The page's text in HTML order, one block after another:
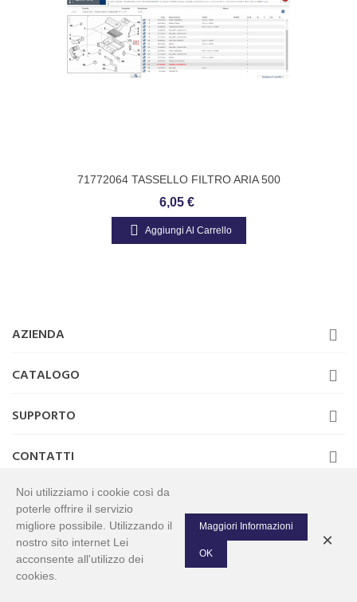
71772064 TASSELLO FILTRO ARIA 500
ABARTH
6,05 €
Aggiungi Al Carrello
AZIENDA
CATALOGO
SUPPORTO
CONTATTI
Tutti i diritti riservati www.abricambiturnover.com. Negozio online ricambi
auto. P.IVA 09446741218
Noi utilizziamo i cookie così da
poterle offrire il servizio
migliore possibile. Utilizzando il
nostro sito internet Lei
acconsente all'utilizzo dei
cookies.
Maggiori Informazioni
OK
×